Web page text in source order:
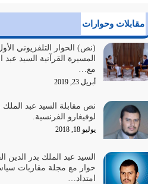
أغسطس 2, 2026
السبب الرئيسي لشقاء الأمة الابتعاد عن
والتعدي لحدود الله بالإضافات للدين
أغسطس 1, 2026
أبرز أسباب الشقاء هو الإعراض عن ذكر
الله المتمثل في القرآن الكريم
يوليو 31, 2026
أولياء الشيطان كلما كانوا أكثر ولاءً
كلما كانوا أكثر ضعفاً
يوليو 30, 2026
مقابلات وحوارات
(نص) الحوار التلفزيوني
المسيرة القرآنية السيد
مع…
أبريل 23, 2019
نص مقابلة السيد عبد
لوفيغارو الفرنسية.
يوليو 18, 2018
السيد عبد الملك بدر الدين
حوار مع مجلة مقاربات
امتداد…